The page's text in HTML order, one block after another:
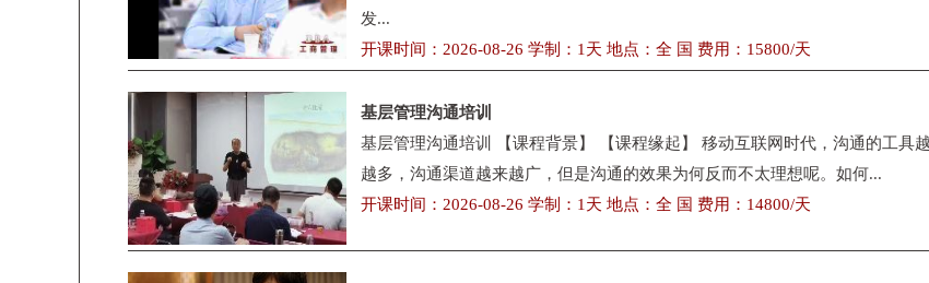
发...
开课时间：2026-08-26 学制：1天 地点：全 国 费用：15800/天
基层管理沟通培训
基层管理沟通培训 【课程背景】 【课程缘起】 移动互联网时代，沟通的工具
越多，沟通渠道越来越广，但是沟通的效果为何反而不太理想呢。如何...
开课时间：2026-08-26 学制：1天 地点：全 国 费用：14800/天